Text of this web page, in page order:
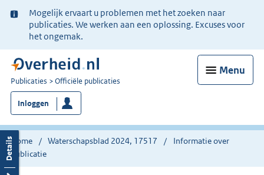
Ter
informatie:
Mogelijk ervaart u problemen met het zoeken naar
publicaties. We werken aan een oplossing. Excuses voor
het ongemak.
Menu
U
bent
nu
hier:
Publicaties Officiële publicaties
Inloggen
Home Waterschapsblad 2024, 17517
Informatie over
publicatie